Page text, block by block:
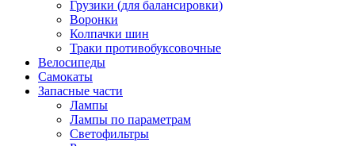
Грузики (для балансировки)
Воронки
Колпачки шин
Траки противобуксовочные
Велосипеды
Самокаты
Запасные части
Лампы
Лампы по параметрам
Светофильтры